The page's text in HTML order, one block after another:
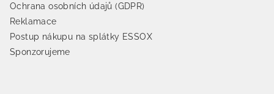
Ochrana osobních údajů (GDPR)
Reklamace
Postup nákupu na splátky ESSOX
Sponzorujeme